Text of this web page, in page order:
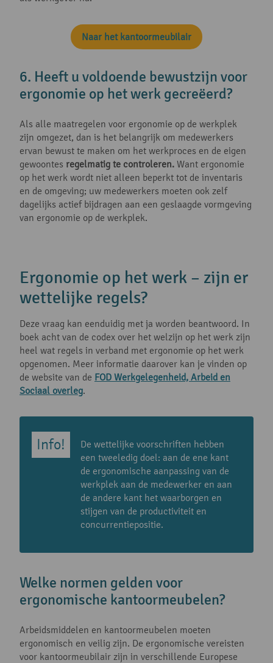
Naar het kantoormeubilair
6. Heeft u voldoende bewustzijn voor
ergonomie op het werk gecreëerd?
Als alle maatregelen voor ergonomie op de werkplek
zijn omgezet, dan is het belangrijk om medewerkers
ervan bewust te maken om het werkproces en de eigen
gewoontes regelmatig te controleren. Want ergonomie
op het werk wordt niet alleen beperkt tot de inventaris
en de omgeving; uw medewerkers moeten ook zelf
dagelijks actief bijdragen aan een geslaagde vormgeving
van ergonomie op de werkplek.
Ergonomie op het werk – zijn er
wettelijke regels?
Deze vraag kan eenduidig met ja worden beantwoord. In
boek acht van de codex over het welzijn op het werk zijn
heel wat regels in verband met ergonomie op het werk
opgenomen. Meer informatie daarover kan je vinden op
de website van de FOD Werkgelegenheid, Arbeid en
Sociaal overleg.
De wettelijke voorschriften hebben
een tweeledig doel: aan de ene kant
de ergonomische aanpassing van de
werkplek aan de medewerker en aan
de andere kant het waarborgen en
stijgen van de productiviteit en
concurrentiepositie.
Welke normen gelden voor
ergonomische kantoormeubelen?
Arbeidsmiddelen en kantoormeubelen moeten
ergonomisch en veilig zijn. De ergonomische vereisten
voor kantoormeubilair zijn in verschillende Europese